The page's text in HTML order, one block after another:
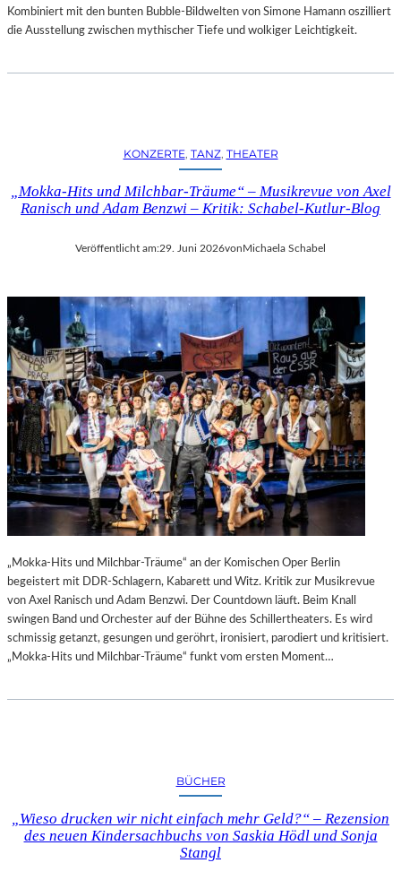
Kombiniert mit den bunten Bubble-Bildwelten von Simone Hamann oszilliert
die Ausstellung zwischen mythischer Tiefe und wolkiger Leichtigkeit.
KONZERTE, TANZ, THEATER
„Mokka-Hits und Milchbar-Träume“ – Musikrevue von Axel
Ranisch und Adam Benzwi – Kritik: Schabel-Kutlur-Blog
Veröffentlicht am:29. Juni 2026vonMichaela Schabel
„Mokka-Hits und Milchbar-Träume“ an der Komischen Oper Berlin
begeistert mit DDR-Schlagern, Kabarett und Witz. Kritik zur Musikrevue
von Axel Ranisch und Adam Benzwi. Der Countdown läuft. Beim Knall
swingen Band und Orchester auf der Bühne des Schillertheaters. Es wird
schmissig getanzt, gesungen und geröhrt, ironisiert, parodiert und kritisiert.
„Mokka-Hits und Milchbar-Träume“ funkt vom ersten Moment…
BÜCHER
„Wieso drucken wir nicht einfach mehr Geld?“ – Rezension
des neuen Kindersachbuchs von Saskia Hödl und Sonja
Stangl